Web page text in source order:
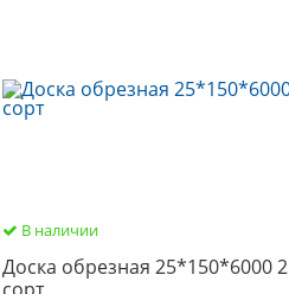
В наличии
Доска обрезная 25*150*6000 2